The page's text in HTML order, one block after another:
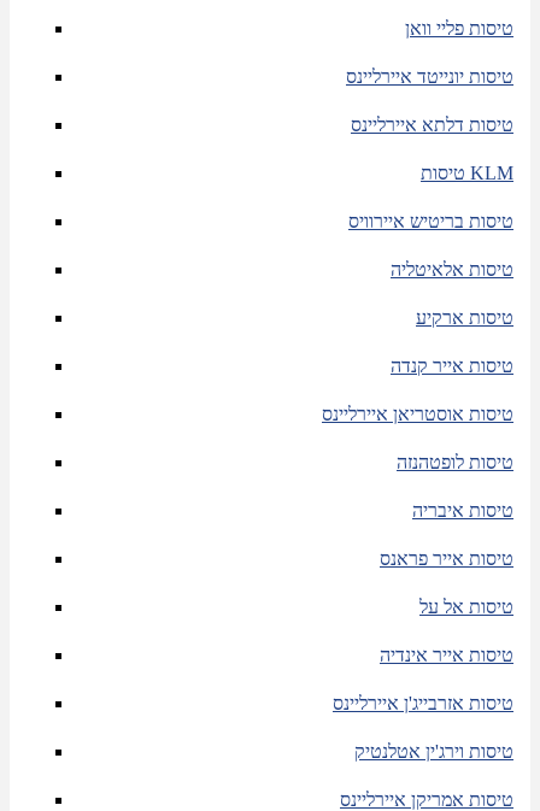
טיסות פליי וואן
טיסות יונייטד איירליינס
טיסות דלתא איירליינס
טיסות KLM
טיסות בריטיש איירוויס
טיסות אלאיטליה
טיסות ארקיע
טיסות אייר קנדה
טיסות אוסטריאן איירליינס
טיסות לופטהנזה
טיסות איבריה
טיסות אייר פראנס
טיסות אל על
טיסות אייר אינדיה
טיסות אזרבייג'ן איירליינס
טיסות וירג'ין אטלנטיק
טיסות אמריקן איירליינס